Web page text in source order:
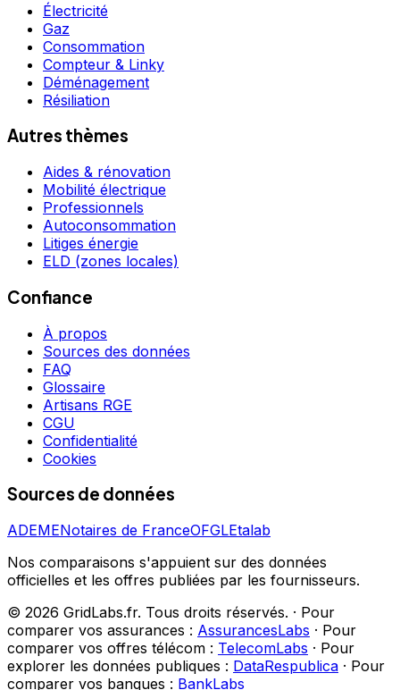
Électricité
Gaz
Consommation
Compteur & Linky
Déménagement
Résiliation
Autres thèmes
Aides & rénovation
Mobilité électrique
Professionnels
Autoconsommation
Litiges énergie
ELD (zones locales)
Confiance
À propos
Sources des données
FAQ
Glossaire
Artisans RGE
CGU
Confidentialité
Cookies
Sources de données
ADEMENotaires de FranceOFGLEtalab
Nos comparaisons s'appuient sur des données
officielles et les offres publiées par les fournisseurs.
© 2026 GridLabs.fr. Tous droits réservés. · Pour
comparer vos assurances : AssurancesLabs · Pour
comparer vos offres télécom : TelecomLabs · Pour
explorer les données publiques : DataRespublica · Pour
comparer vos banques : BankLabs